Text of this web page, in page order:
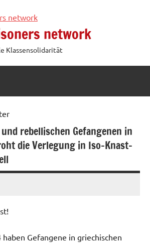
network
Klassensolidarität
rebellischen Gefangenen in
die Verlegung in Iso-Knast-
Gefangene in griechischen